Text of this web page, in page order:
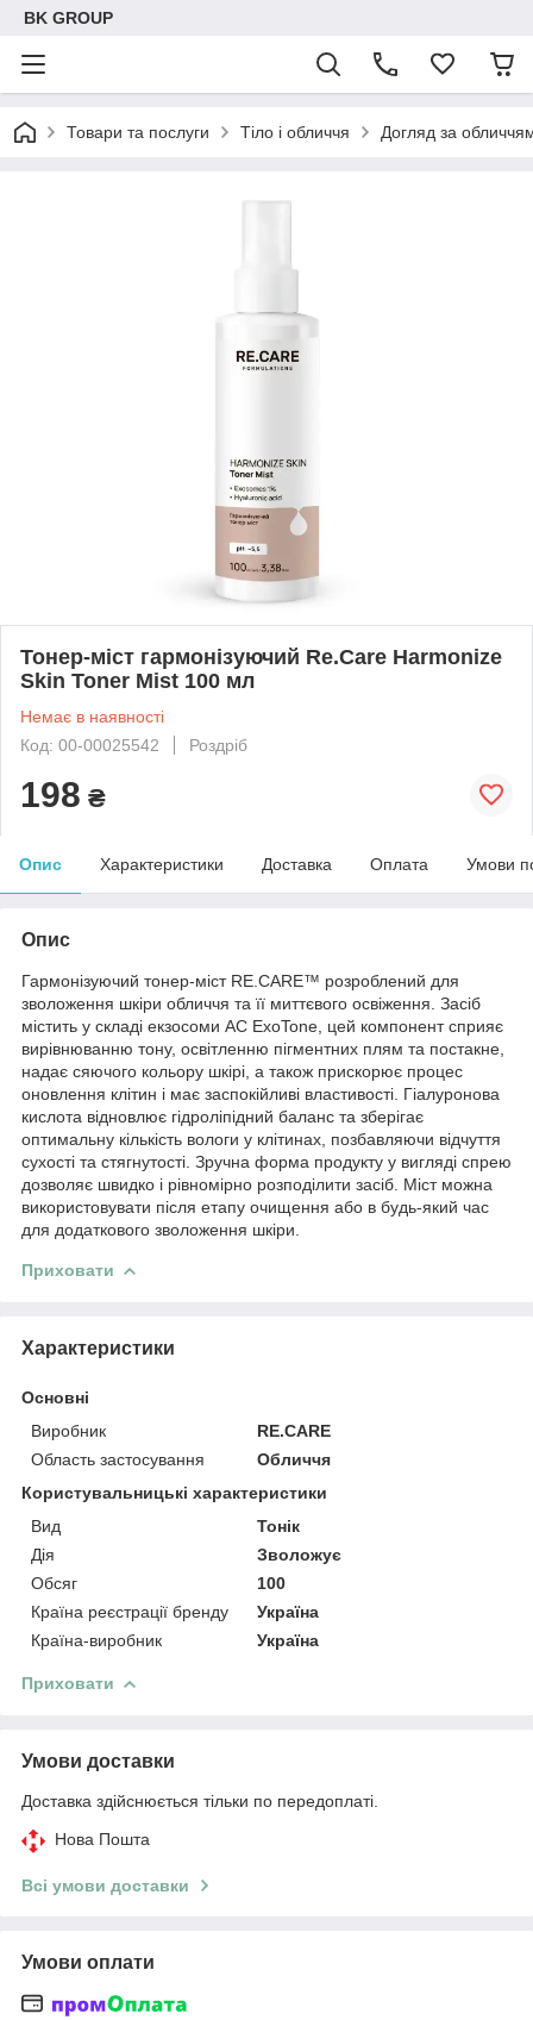
BK GROUP
Товари та послуги Тіло і обличчя Догляд за
Тонер-міст гармонізуючий Re.Care Harmonize
Skin Toner Mist 100 мл
Немає в наявності
Код: 00-00025542
Роздріб
198 ₴
Опис Характеристики Доставка Оплата Умови
Опис
Гармонізуючий тонер-міст RE.CARE™ розроблений для
зволоження шкіри обличчя та її миттєвого освіження. Засіб
містить у складі екзосоми AC ExoTone, цей компонент сприяє
вирівнюванню тону, освітленню пігментних плям та постакне,
надає сяючого кольору шкірі, а також прискорює процес
оновлення клітин і має заспокійливі властивості. Гіалуронова
кислота відновлює гідроліпідний баланс та зберігає
оптимальну кількість вологи у клітинах, позбавляючи відчуття
сухості та стягнутості. Зручна форма продукту у вигляді спрею
дозволяє швидко і рівномірно розподілити засіб. Міст можна
використовувати після етапу очищення або в будь-який час
для додаткового зволоження шкіри.
Приховати
Характеристики
Основні
Виробник
RE.CARE
Область застосування
Обличчя
Користувальницькі характеристики
Вид
Тонік
Дія
Зволожує
Обсяг
100
Країна реєстрації бренду
Україна
Країна-виробник
Україна
Приховати
Умови доставки
Доставка здійснюється тільки по передоплаті.
Нова Пошта
Всі умови доставки
Умови оплати